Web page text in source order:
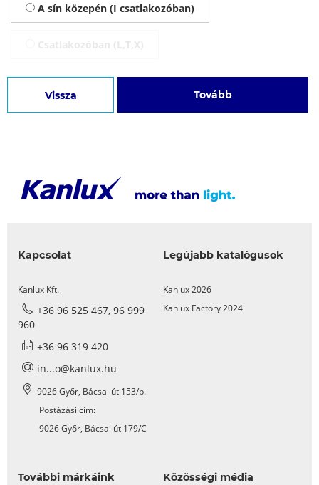
A sín közepén (I csatlakozóban)
Vissza Tovább
Kapcsolat
Kanlux Kft.
+36 96 525 467, 96 999
960
+36 96 319 420
in...o@kanlux.hu
9026 Győr, Bácsai út 153/b.
Postázási cím:
9026 Győr, Bácsai út 179/C
Legújabb katalógusok
Kanlux 2026
Kanlux Factory 2024
További márkáink Közösségi média